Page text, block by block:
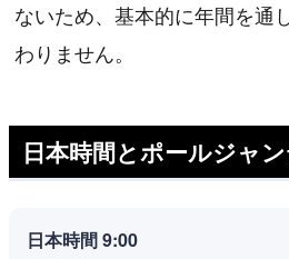
ないため、基本的に年間を通
わりません。
日本時間とポールジャ
日本時間 9:00